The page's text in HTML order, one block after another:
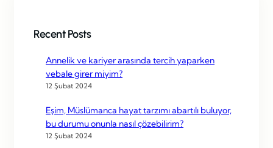
Recent Posts
Annelik ve kariyer arasında tercih yaparken
vebale girer miyim?
12 Şubat 2024
Eşim, Müslümanca hayat tarzımı abartılı buluyor,
bu durumu onunla nasıl çözebilirim?
12 Şubat 2024